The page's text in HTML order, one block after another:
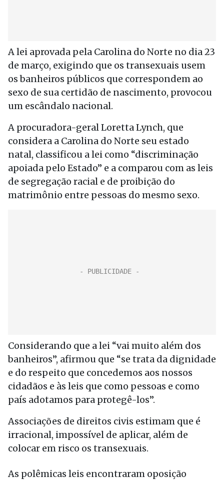
A lei aprovada pela Carolina do Norte no dia 23
de março, exigindo que os transexuais usem
os banheiros públicos que correspondem ao
sexo de sua certidão de nascimento, provocou
um escândalo nacional.
A procuradora-geral Loretta Lynch, que
considera a Carolina do Norte seu estado
natal, classificou a lei como “discriminação
apoiada pelo Estado” e a comparou com as leis
de segregação racial e de proibição do
matrimônio entre pessoas do mesmo sexo.
Considerando que a lei “vai muito além dos
banheiros”, afirmou que “se trata da dignidade
e do respeito que concedemos aos nossos
cidadãos e às leis que como pessoas e como
país adotamos para protegê-los”.
Associações de direitos civis estimam que é
irracional, impossível de aplicar, além de
colocar em risco os transexuais.
As polêmicas leis encontraram oposição